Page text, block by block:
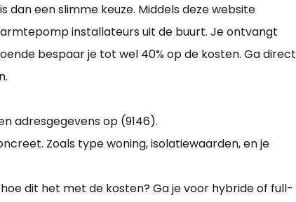
dan een slimme keuze. Middels deze website
installateurs uit de buurt. Je ontvangt
bespaar je tot wel 40% op de kosten. Ga direct
adresgegevens op (9146).
Zoals type woning, isolatiewaarden, en je
dit het met de kosten? Ga je voor hybride of full-